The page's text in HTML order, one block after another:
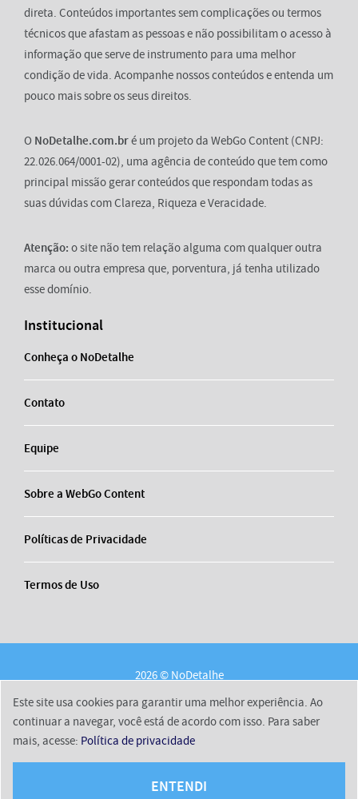
direta. Conteúdos importantes sem complicações ou termos
técnicos que afastam as pessoas e não possibilitam o acesso à
informação que serve de instrumento para uma melhor
condição de vida. Acompanhe nossos conteúdos e entenda um
pouco mais sobre os seus direitos.
O NoDetalhe.com.bré um projeto da WebGo Content (CNPJ:
22.026.064/0001-02), uma agência de conteúdo que tem como
principal missão gerar conteúdos que respondam todas as
suas dúvidas com Clareza, Riqueza e Veracidade.
Atenção: o site não tem relação alguma com qualquer outra
marca ou outra empresa que, porventura, já tenha utilizado
esse domínio.
Institucional
Conheça o NoDetalhe
Contato
Equipe
Sobre a WebGo Content
Políticas de Privacidade
Termos de Uso
2026 © NoDetalhe
Sobre a WebGo Content
Políticas de Privacidade
Termos de Uso
Este site usa cookies para garantir uma melhor experiência. Ao
continuar a navegar, você está de acordo com isso. Para saber
mais, acesse: Política de privacidade
ENTENDI